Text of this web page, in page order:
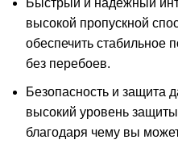
высокой пропускной
обеспечить стабильное
без перебоев.
Безопасность и защита
высокий уровень
благодаря чему вы